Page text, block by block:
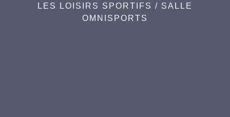
LES LOISIRS SPORTIFS / SALLE
OMNISPORTS